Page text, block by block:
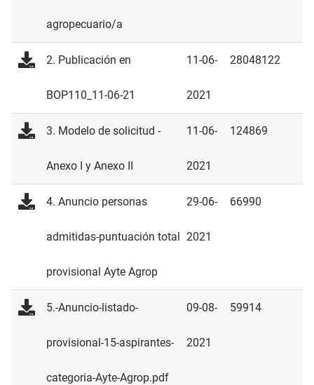
agropecuario/a
2. Publicación en
BOP110_11-06-21
11-06-
2021
28048122
3. Modelo de solicitud -
Anexo I y Anexo II
11-06-
2021
124869
4. Anuncio personas
admitidas-puntuación total
provisional Ayte Agrop
29-06-
2021
66990
5.-Anuncio-listado-
provisional-15-aspirantes-
categoria-Ayte-Agrop.pdf
09-08-
2021
59914